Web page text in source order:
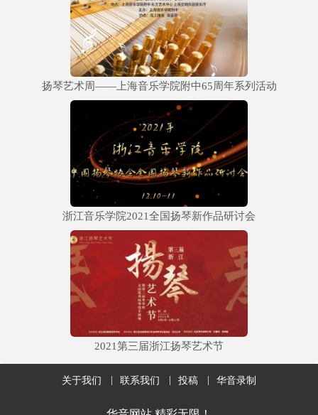
扬琴艺术周——上海音乐学院附中65周年系列活动
浙江音乐学院2021全国扬琴新作品研讨会
2021第三届浙江扬琴艺术节
关于我们 联系我们 投稿 华音录制